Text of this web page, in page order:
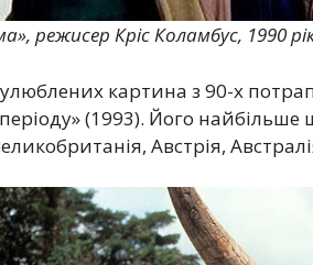
режисер Кріс Коламбус, 1990
картина з 90-х
(1993). Його найбільше
Австрія,